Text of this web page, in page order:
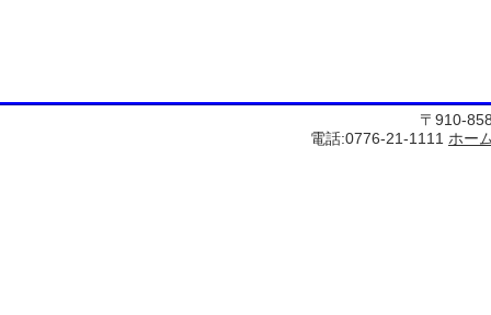
〒910-
電話:0776-21-1111 ホー